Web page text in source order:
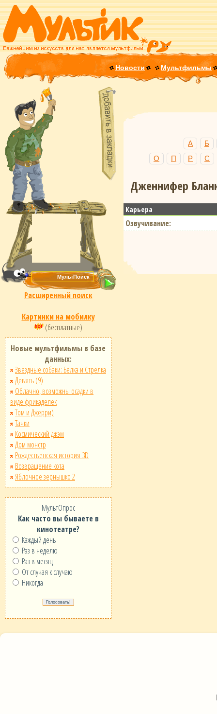
Новости Мультфильмы
Расширенный поиск
Картинки на мобилку
(бесплатные)
Новые мультфильмы в базе
данных:
Звёздные собаки: Белка и Стрелка
Девять (9)
Облачно, возможны осадки в
виде фрикаделек
Том и Джерри)
Тачки
Космический джэм
Дом монстр
Рождественская история 3D
Возвращение кота
Яблочное зернышко 2
МультОпрос
Как часто вы бываете в
кинотеатре?
Каждый день
Раз в неделю
Раз в месяц
От случая к случаю
Никогда
А
Б
О
П Р С
Дженнифер
Карьера
Озвучивание: